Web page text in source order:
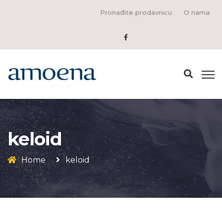
Pronađite prodavnicu O nama
keloid
Home keloid